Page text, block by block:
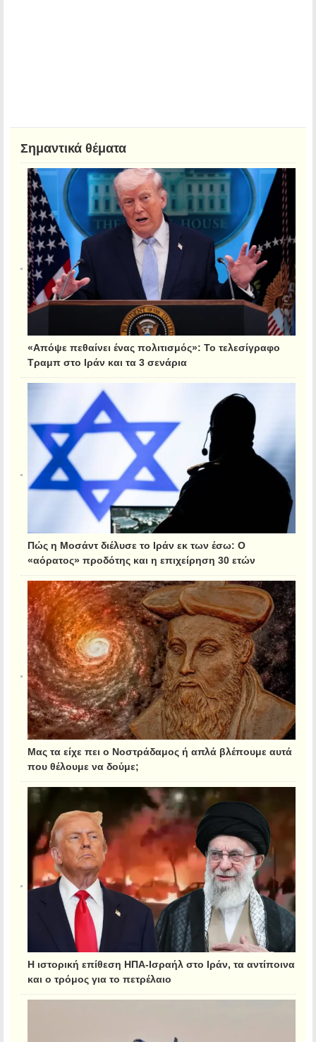
Σημαντικά θέματα
«Απόψε πεθαίνει ένας πολιτισμός»: Το τελεσίγραφο
Τραμπ στο Ιράν και τα 3 σενάρια
Πώς η Μοσάντ διέλυσε το Ιράν εκ των έσω: Ο
«αόρατος» προδότης και η επιχείρηση 30 ετών
Μας τα είχε πει ο Νοστράδαμος ή απλά βλέπουμε αυτά
που θέλουμε να δούμε;
Η ιστορική επίθεση ΗΠΑ-Ισραήλ στο Ιράν, τα αντίποινα
και ο τρόμος για το πετρέλαιο